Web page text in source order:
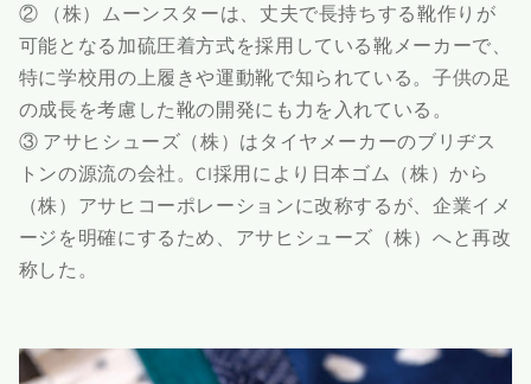
② （株）ムーンスターは、丈夫で長持ちする靴作りが
可能となる加硫圧着方式を採用している靴メーカーで、
特に学校用の上履きや運動靴で知られている。子供の足
の成長を考慮した靴の開発にも力を入れている。
③ アサヒシューズ（株）はタイヤメーカーのブリヂス
トンの源流の会社。CI採用により日本ゴム（株）から
（株）アサヒコーポレーションに改称するが、企業イメ
ージを明確にするため、アサヒシューズ（株）へと再改
称した。